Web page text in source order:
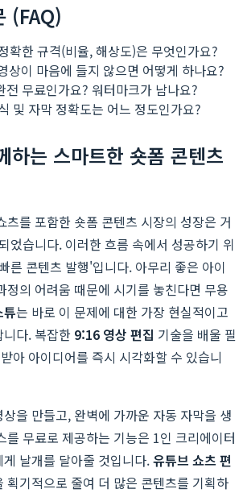
(FAQ)
확한 규격(비율, 해상도)은 무엇인가요?
상이 마음에 들지 않으면 어떻게 하나요?
전 무료인가요? 워터마크가 남나요?
및 자막 정확도는 어느 정도인가요?
하는 스마트한 숏폼 콘텐츠
츠를 포함한 숏폼 콘텐츠 시장의 성장은 거
었습니다. 이러한 흐름 속에서 성공하기 위
른 콘텐츠 발행'입니다. 아무리 좋은 아이
정의 어려움 때문에 시기를 놓친다면 무용
튜는 바로 이 문제에 대한 가장 현실적이고
다. 복잡한 9:16 영상 편집 기술을 배울 필
아 아이디어를 즉시 시각화할 수 있습니
을 만들고, 완벽에 가까운 자동 자막을 생
를 무료로 제공하는 기능은 1인 크리에이터
날개를 달아줄 것입니다.유튜브 쇼츠 편
획기적으로 줄여 더 많은 콘텐츠를 기획하